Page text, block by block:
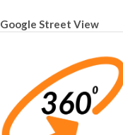
Google Street View